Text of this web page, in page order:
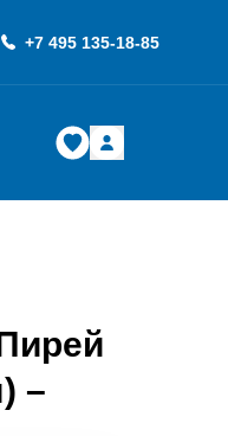
+7 495 135-18-85
–